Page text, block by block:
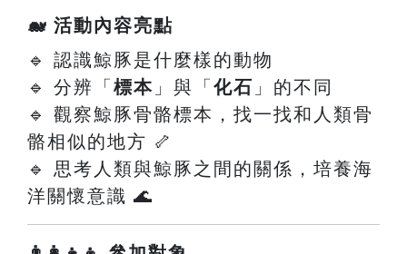
🐋 活動內容亮點
🔹 認識鯨豚是什麼樣的動物
🔹 分辨「 標本 」與「 化石 」的不同
🔹 觀察鯨豚骨骼標本，找一找和人類骨
骼相似的地方 🦴
🔹 思考人類與鯨豚之間的關係，培養海
洋關懷意識 🌊